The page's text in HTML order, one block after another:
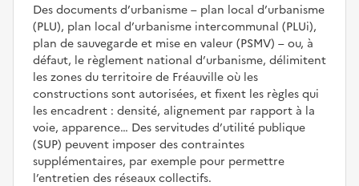
Des documents d’urbanisme – plan local d’urbanisme
(PLU), plan local d’urbanisme intercommunal (PLUi),
plan de sauvegarde et mise en valeur (PSMV) – ou, à
défaut, le règlement national d’urbanisme, délimitent
les zones du territoire de Fréauville où les
constructions sont autorisées, et fixent les règles qui
les encadrent : densité, alignement par rapport à la
voie, apparence… Des servitudes d’utilité publique
(SUP) peuvent imposer des contraintes
supplémentaires, par exemple pour permettre
l’entretien des réseaux collectifs.